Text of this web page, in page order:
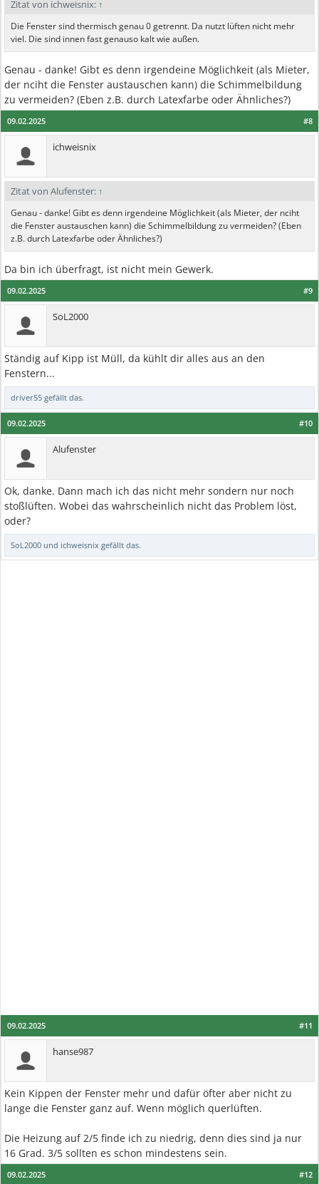
Zitat von ichweisnix: ↑
Die Fenster sind thermisch genau 0 getrennt. Da nutzt lüften nicht mehr
viel. Die sind innen fast genauso kalt wie außen.
Genau - danke! Gibt es denn irgendeine Möglichkeit (als Mieter,
der nciht die Fenster austauschen kann) die Schimmelbildung
zu vermeiden? (Eben z.B. durch Latexfarbe oder Ähnliches?)
#8
09.02.2025
ichweisnix
Zitat von Alufenster: ↑
Genau - danke! Gibt es denn irgendeine Möglichkeit (als Mieter, der nciht
die Fenster austauschen kann) die Schimmelbildung zu vermeiden? (Eben
z.B. durch Latexfarbe oder Ähnliches?)
Da bin ich überfragt, ist nicht mein Gewerk.
#9
09.02.2025
SoL2000
Ständig auf Kipp ist Müll, da kühlt dir alles aus an den
Fenstern...
driver55 gefällt das.
#10
09.02.2025
Alufenster
Ok, danke. Dann mach ich das nicht mehr sondern nur noch
stoßlüften. Wobei das wahrscheinlich nicht das Problem löst,
oder?
SoL2000 und ichweisnix gefällt das.
#11
09.02.2025
hanse987
Kein Kippen der Fenster mehr und dafür öfter aber nicht zu
lange die Fenster ganz auf. Wenn möglich querlüften.
Die Heizung auf 2/5 finde ich zu niedrig, denn dies sind ja nur
16 Grad. 3/5 sollten es schon mindestens sein.
#12
09.02.2025